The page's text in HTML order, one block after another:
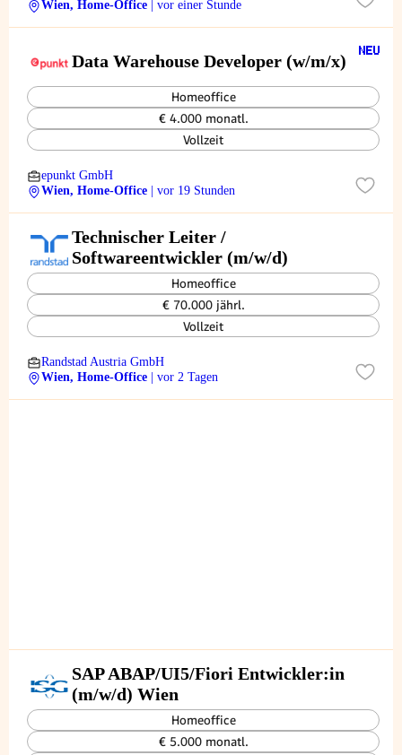
Wien, Home-Office
| vor einer Stunde
Data Warehouse Developer (w/m/x)
Homeoffice
€ 4.000 monatl.
Vollzeit
epunkt GmbH
Wien, Home-Office
| vor 19 Stunden
Technischer Leiter /
Softwareentwickler (m/w/d)
Homeoffice
€ 70.000 jährl.
Vollzeit
Randstad Austria GmbH
Wien, Home-Office
| vor 2 Tagen
SAP ABAP/UI5/Fiori Entwickler:in
(m/w/d) Wien
Homeoffice
€ 5.000 monatl.